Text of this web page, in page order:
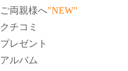
ご両親様へ"NEW"
クチコミ
プレゼント
アルバム